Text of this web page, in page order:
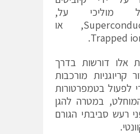
מוליכי על,
Superconducting qubits, או
אלו דורשות בדרך
קריוגניות מורכבות
לפעול בטמפרטורות
במטרה להגן
רעש סביבתי הגורם